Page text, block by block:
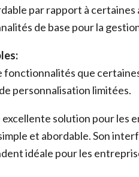
par rapport à
de base pour la
fonctionnalités que
personnalisation limitées.
excellente solution pour les
et abordable. Son
idéale pour les